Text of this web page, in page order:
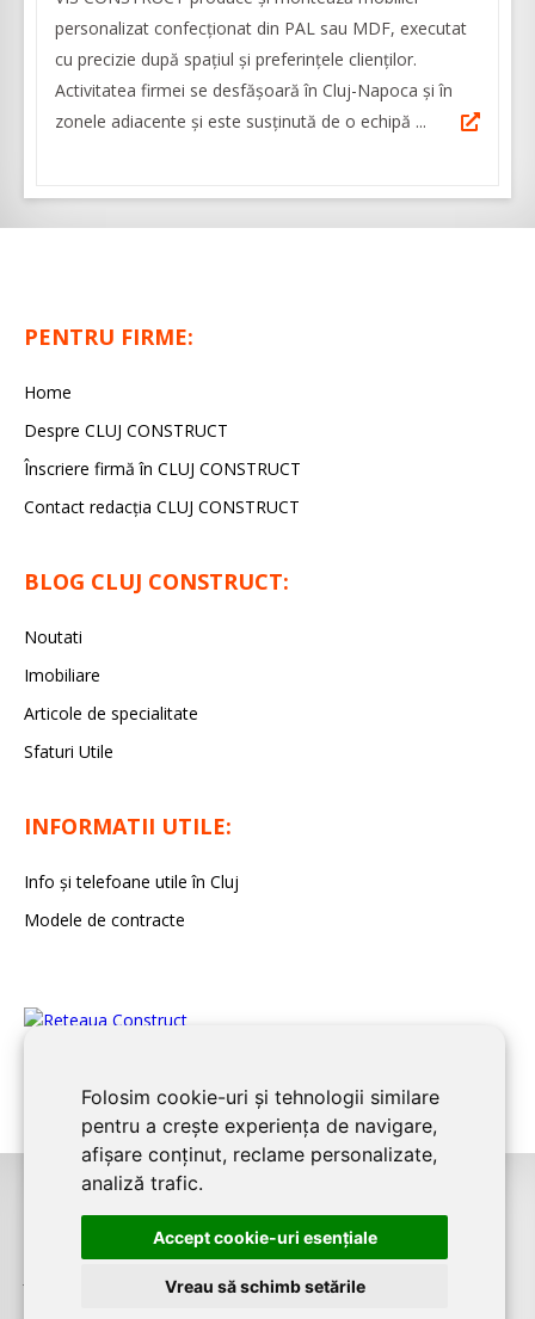
Folosim cookie-uri și tehnologii similare
pentru a crește experiența de navigare,
afișare conținut, reclame personalizate,
analiză trafic.
Accept cookie-uri esenţiale
Vreau să schimb setările
personalizat confecționat din PAL sau MDF, executat
cu precizie după spațiul și preferințele clienților.
Activitatea firmei se desfășoară în Cluj-Napoca și în
zonele adiacente și este susținută de o echipă ...
PENTRU FIRME:
Home
Despre CLUJ CONSTRUCT
Înscriere firmă în CLUJ CONSTRUCT
Contact redacția CLUJ CONSTRUCT
BLOG CLUJ CONSTRUCT:
Noutati
Imobiliare
Articole de specialitate
Sfaturi Utile
INFORMATII UTILE:
Info și telefoane utile în Cluj
Modele de contracte
CLUJ CONSTRUCTeste un serviciu de promovare online pentru
firme. Proiect digital dezvoltat deLIVE COMMUNICATIONS SRL
J12/4191/2006, RO19492087